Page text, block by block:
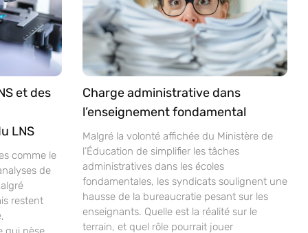
et des
LNS
comme le
de
restent
Charge administrative dans
l’enseignement fondamental
Malgré la volonté affichée du Ministère de
l’Éducation de simplifier les tâches
administratives dans les écoles
fondamentales, les syndicats soulignent une
hausse de la bureaucratie pesant sur les
enseignants. Quelle est la réalité sur le
terrain, et quel rôle pourrait jouer